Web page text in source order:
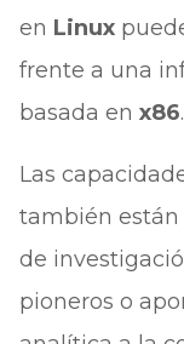
en Linux
frente a una
basada en x86.
Las
también están
de
pioneros o